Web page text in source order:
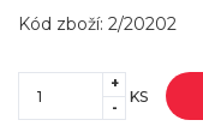
Kód zboží: 2/20202
+
-
KS